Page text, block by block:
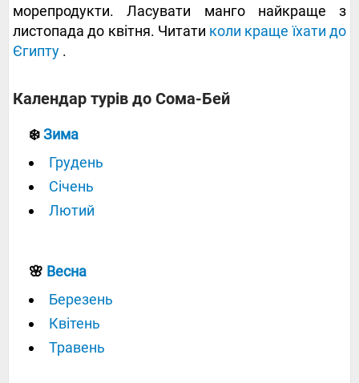
морепродукти. Ласувати манго найкраще з
листопада до квітня. Читати коли краще їхати до
Єгипту .
‍‍‍‍Календар турів до Сома-Бей
❄️Зима
Грудень
Січень
Лютий
🌸 Весна
Березень
Квітень
Травень